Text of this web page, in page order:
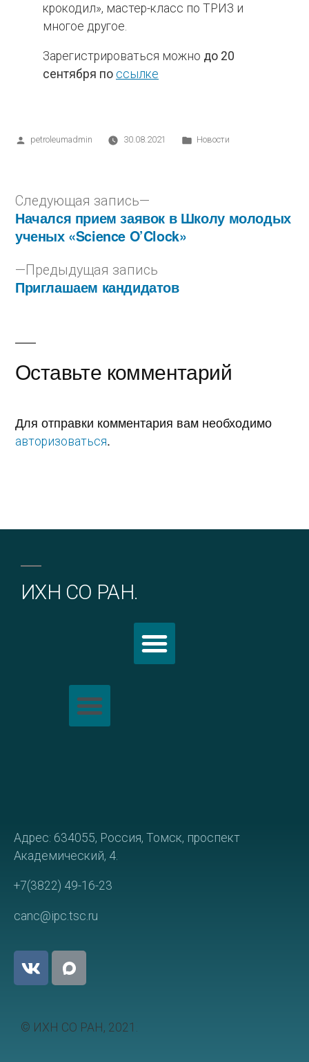
крокодил», мастер-класс по ТРИЗ и
многое другое.
Зарегистрироваться можно до 20
сентября по ссылке
petroleumadmin 30.08.2021 Новости
Предыдущая запись
Приглашаем кандидатов
Следующая запись
Начался прием заявок в Школу молодых
ученых «Science O’Clock»
Оставьте комментарий
Для отправки комментария вам необходимо
авторизоваться.
ИХН СО РАН.
Адрес: 634055, Россия, Томск, проспект
Академический, 4.
+7(3822) 49-16-23
canc@ipc.tsc.ru
© ИХН СО РАН, 2021.